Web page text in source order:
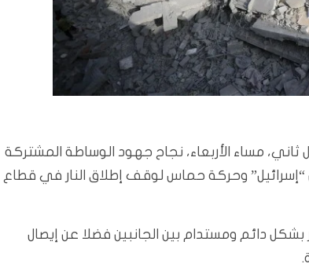
مساء الأربعاء، نجاح جهود الوساطة المشتركة
“إسرائيل” وحركة حماس لوقف إطلاق النار في قطاع
دائم ومستدام بين الجانبين فضلا عن إيصال